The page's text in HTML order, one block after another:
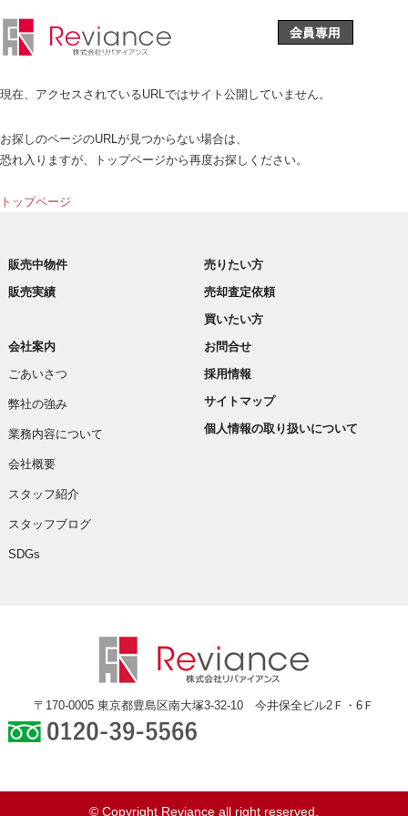
現在、アクセスされているURLではサイト公開していません。
お探しのページのURLが見つからない場合は、
恐れ入りますが、トップページから再度お探しください。
トップページ
販売中物件
販売実績
売りたい方
売却査定依頼
買いたい方
会社案内
ごあいさつ
弊社の強み
業務内容について
会社概要
スタッフ紹介
スタッフブログ
SDGs
お問合せ
採用情報
サイトマップ
個人情報の取り扱いについて
〒170-0005 東京都豊島区南大塚3-32-10 今井保全ビル2Ｆ・6Ｆ
© Copyright Reviance all right reserved.